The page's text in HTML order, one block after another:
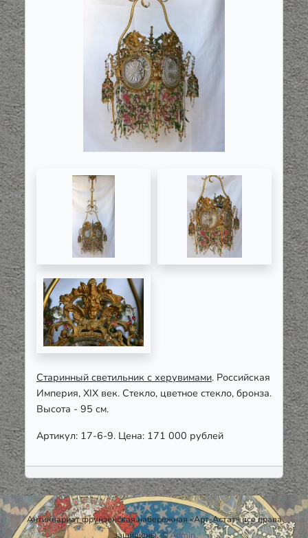
Старинный светильник с херувимами. Российская
Империя, XIX век. Стекло, цветное стекло, бронза.
Высота - 95 см.
Артикул: 17-6-9. Цена: 171 000 рублей
Антиквариат фрунзенская набережная «Арт-Астат» все права
защищены. ©Admin